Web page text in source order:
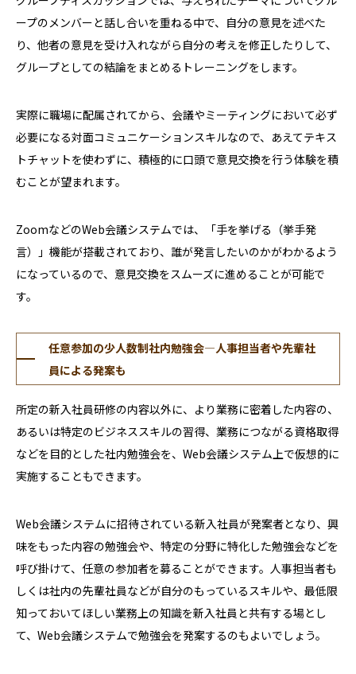
ープのメンバーと話し合いを重ねる中で、自分の意見を述べた
り、他者の意見を受け入れながら自分の考えを修正したりして、
グループとしての結論をまとめるトレーニングをします。
実際に職場に配属されてから、会議やミーティングにおいて必ず
必要になる対面コミュニケーションスキルなので、あえてテキス
トチャットを使わずに、積極的に口頭で意見交換を行う体験を積
むことが望まれます。
ZoomなどのWeb会議システムでは、「手を挙げる（挙手発
言）」機能が搭載されており、誰が発言したいのかがわかるよう
になっているので、意見交換をスムーズに進めることが可能で
す。
任意参加の少人数制社内勉強会―人事担当者や先輩社
員による発案も
所定の新入社員研修の内容以外に、より業務に密着した内容の、
あるいは特定のビジネススキルの習得、業務につながる資格取得
などを目的とした社内勉強会を、Web会議システム上で仮想的に
実施することもできます。
Web会議システムに招待されている新入社員が発案者となり、興
味をもった内容の勉強会や、特定の分野に特化した勉強会などを
呼び掛けて、任意の参加者を募ることができます。人事担当者も
しくは社内の先輩社員などが自分のもっているスキルや、最低限
知っておいてほしい業務上の知識を新入社員と共有する場とし
て、Web会議システムで勉強会を発案するのもよいでしょう。